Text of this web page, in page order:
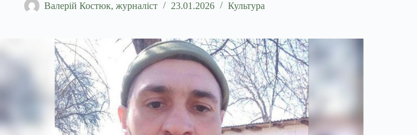
Валерій Костюк, журналіст 23.01.2026 Культура